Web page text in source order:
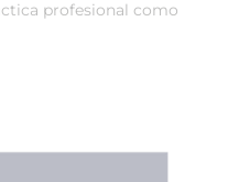
profesional como